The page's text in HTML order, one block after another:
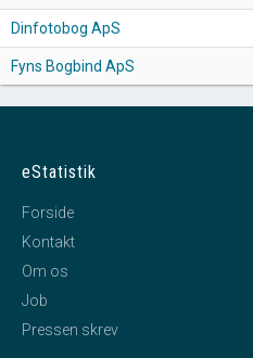
Dinfotobog ApS
Fyns Bogbind ApS
eStatistik
Forside
Kontakt
Om os
Job
Pressen skrev